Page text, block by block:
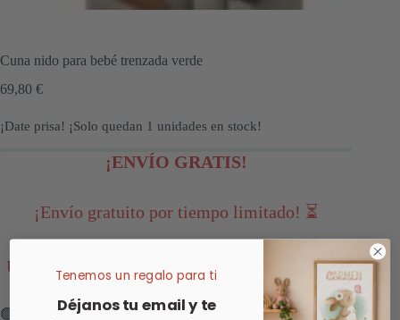
Cuna nido para bebé trenzada verde
69,80 €
¡Date prisa! ¡Solo quedan 1 unidades en stock!
¡ENVÍO GRATIS!
¡Envío gratuito por tiempo limitado! ⏳
Un detalle más para acompañarte en esta etapa
🟢 PLAZO DE ENTREGA: 1-4 días hábiles
Tenemos un regalo para ti
Déjanos tu email y te